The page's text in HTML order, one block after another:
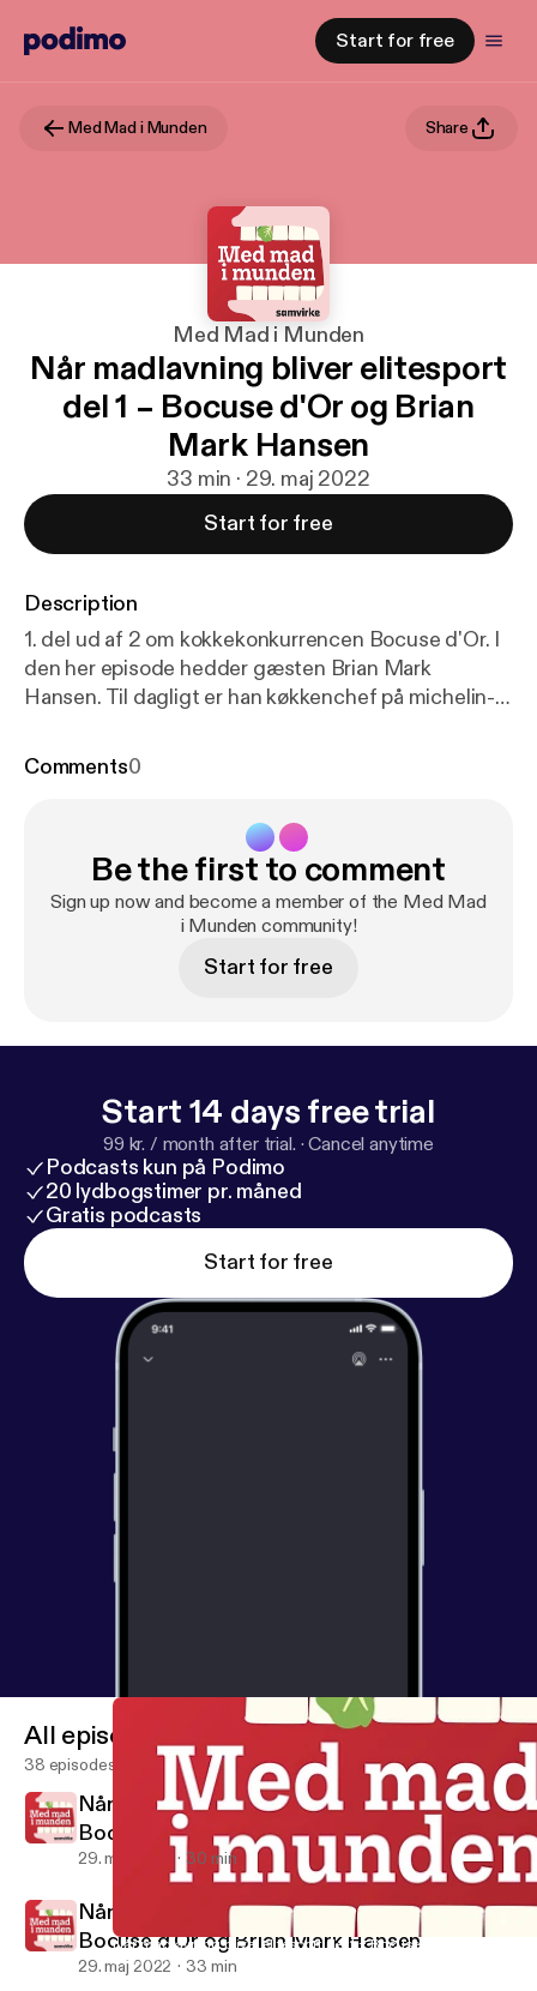
Start for free
Med Mad i Munden Share
Med Mad i Munden
Når madlavning bliver elitesport
del 1 – Bocuse d'Or og Brian
Mark Hansen
33 min · 29. maj 2022
Start for free
Description
1. del ud af 2 om kokkekonkurrencen Bocuse d'Or. I
den her episode hedder gæsten Brian Mark
Hansen. Til dagligt er han køkkenchef på michelin-
seneste måneder har han ligget i træningslejr, fordi
repræsentere Danmark til Bocuse d'Or i Budapest.
Hør hvordan Brian Mark Hansen ser på mad som en
elitesport – og få et indblik i, hvad det kræver og
hvordan forberedelserne er, når man er deltager i
verdens vigtigste kokkekonkurrence.
Comments0
Be the first to comment
Sign up now and become a member of the Med Mad
i Munden community!
Start for free
Start 14 days free trial
99 kr. / month after trial. ·Cancel anytime
Podcasts kun på Podimo
20 lydbogstimer pr. måned
Gratis podcasts
Start for free
Når madlavning bliver elitesport del 1 – Bocuse d'Or og Brian
Med Mad i Munden
All episodes
38 episodes
Når madlavning bliver elitesport del 2 –
Bocuse d'Or og Sebastian Holberg
29. maj 2022 30 min
Når madlavning bliver elitesport del 1 –
Bocuse d'Or og Brian Mark Hansen
29. maj 2022 33 min